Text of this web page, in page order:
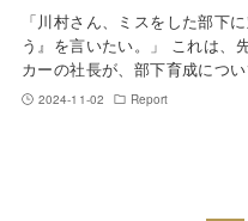
「川村さん、ミスをした部下
う』を言いたい。」 これは、
カーの社長が、部下育成につ
2024-11-02 Report